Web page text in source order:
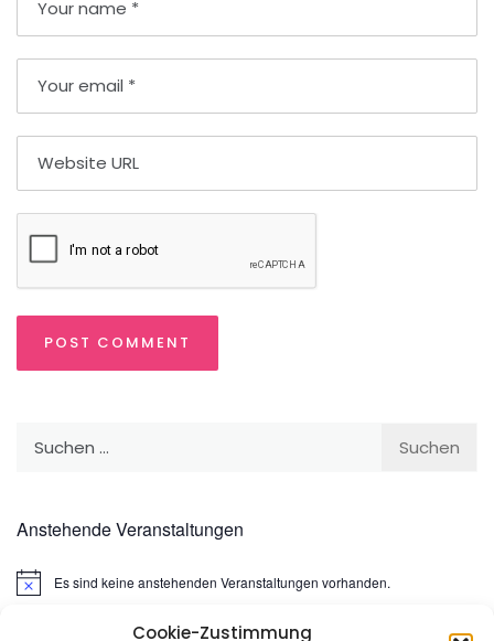
Cookie-Zustimmung
Anstehende Veranstaltungen
HinweisEs sind keine anstehenden Veranstaltungen vorhanden.